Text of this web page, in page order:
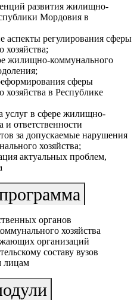
развития жилищно-
Мордовия в
аспекты регулирования сферы
жилищно-коммунального
сферы
в Республике
услуг в сфере жилищно-
и ответственности
за допускаемые нарушения
хозяйства;
актуальных проблем,
органов
хозяйства
организаций
составу вузов
лицам